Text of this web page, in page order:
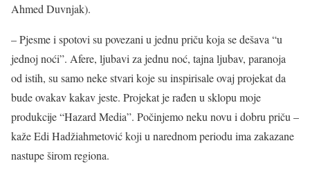
Ahmed Duvnjak).
– Pjesme i spotovi su povezani u jednu priču koja se dešava “u
jednoj noći”. Afere, ljubavi za jednu noć, tajna ljubav, paranoja
od istih, su samo neke stvari koje su inspirisale ovaj projekat da
bude ovakav kakav jeste. Projekat je rađen u sklopu moje
produkcije “Hazard Media”. Počinjemo neku novu i dobru priču –
kaže Edi Hadžiahmetović koji u narednom periodu ima zakazane
nastupe širom regiona.